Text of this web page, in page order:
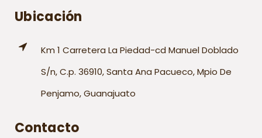
Ubicación
Km 1 Carretera La Piedad-cd Manuel Doblado
S/n, C.p. 36910, Santa Ana Pacueco, Mpio De
Penjamo, Guanajuato
Contacto